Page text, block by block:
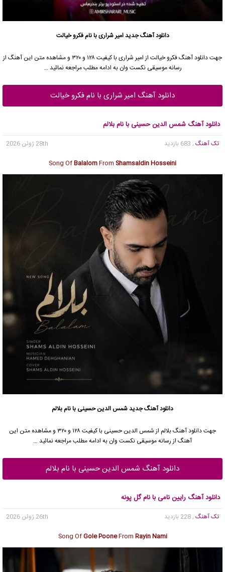
دانلود آهنگ جدیدامیر شراری با نام فکرو خیالت
جهت دانلود آهنگ فکرو خیالت از امیر شراری با کیفیت ۱۲۸ و ۳۲۰ و مشاهده متن این آهنگ از
رسانه موسیقی نکست وان به ادامه مطلب مراجعه نمائید …
دانلود آهنگ امیر شراری با نام فکرو خیالت
دانلود آهنگ شمس الدین حسینی با نام بلالم
تک آهنگ , 683 بازدید
28th ژوئن 2026
Song OfBalalomFrom Shamsaldin Hosseini
دانلود آهنگ جدیدشمس الدین حسینی با نام بلالم
جهت دانلود آهنگ بلالم از شمس الدین حسینی با کیفیت ۱۲۸ و ۳۲۰ و مشاهده متن این
آهنگ از رسانه موسیقی نکست وان به ادامه مطلب مراجعه نمائید …
دانلود آهنگ شمس الدین حسینی با نام بلالم
دانلود آهنگ رایین نامی با نام گل پونه
تک آهنگ , 228 بازدید
26th ژوئن 2026
Song OfGole PooneFrom Rayin Nami